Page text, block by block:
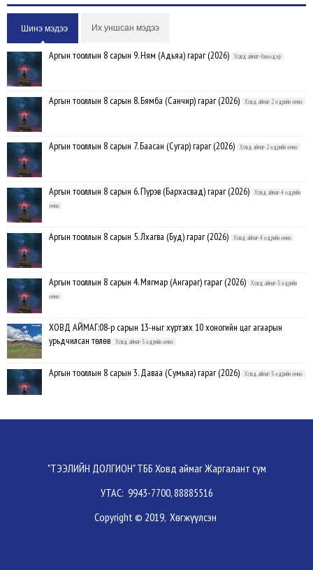
Шинэ мэдээ Их уншсан мэдээ
Аргын тооллын 8 сарын 9. Ням (Адьяа) гараг (2026) Ховд аймаг-Өнөөдөр
Аргын тооллын 8 сарын 8. Бямба (Санчир) гараг (2026) Ховд аймаг-2 өдрийн өмнө
Аргын тооллын 8 сарын 7. Баасан (Сугар) гараг (2026) Ховд аймаг-2 өдрийн өмнө
Аргын тооллын 8 сарын 6. Пүрэв (Бархасвад) гараг (2026)
Ховд аймаг-4 өдрийн
өмнө
Аргын тооллын 8 сарын 5. Лхагва (Буд) гараг (2026) Ховд аймаг-4 өдрийн өмнө
Аргын тооллын 8 сарын 4. Мягмар (Ангараг) гараг (2026)
Ховд аймаг-5 өдрийн
өмнө
ХОВД АЙМАГ:08-р сарын 13-ныг хүртэлх 10 хоногийн цаг агаарын
урьдчилсан төлөв
Ховд аймаг-5 өдрийн өмнө
Аргын тооллын 8 сарын 3. Даваа (Сумьяа) гараг (2026) Ховд аймаг-5 өдрийн өмнө
Хүндэтгэлийн барилдаанд 64 бөх оролцлоо Ховд аймаг-8/3/2026
Улсын цол, чимэг хүртсэн бөхчүүд, харваачдад хүндэтгэл үзүүлэв
"ТЭЭЛИЙН ДОЛГИОН" ТББ Ховд аймаг Жаргалант сум
УТАС: 9943-7700, 88885516
Copyright © 2019, Хөгжүүлсэн